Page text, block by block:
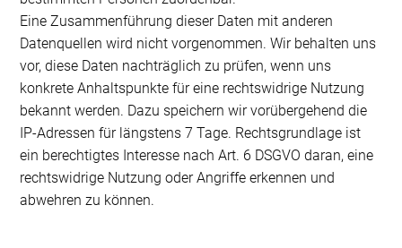
Eine Zusammenführung dieser Daten mit anderen
Datenquellen wird nicht vorgenommen. Wir behalten uns
vor, diese Daten nachträglich zu prüfen, wenn uns
konkrete Anhaltspunkte für eine rechtswidrige Nutzung
bekannt werden. Dazu speichern wir vorübergehend die
IP-Adressen für längstens 7 Tage. Rechtsgrundlage ist
ein berechtigtes Interesse nach Art. 6 DSGVO daran, eine
rechtswidrige Nutzung oder Angriffe erkennen und
abwehren zu können.